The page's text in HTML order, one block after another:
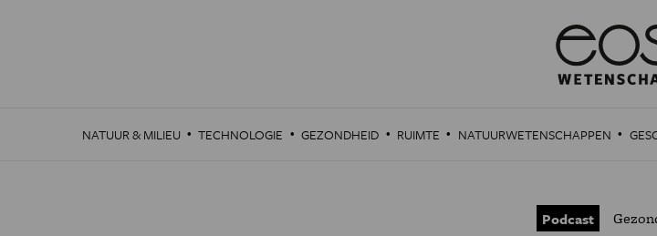
NATUUR & MILIEU · TECHNOLOGIE · GEZONDHEID · RUIMTE · NATUURWETENSCHAPPEN ·
Podcast